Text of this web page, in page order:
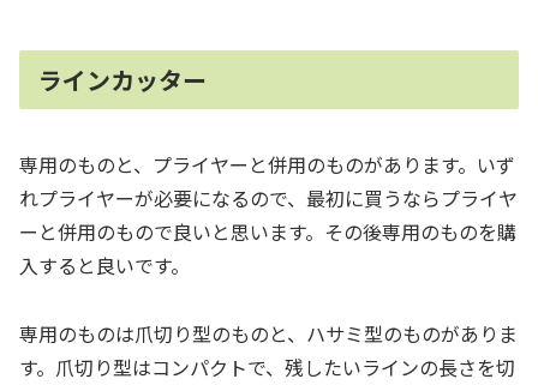
ラインカッター
専用のものと、プライヤーと併用のものがあります。いず
れプライヤーが必要になるので、最初に買うならプライヤ
ーと併用のもので良いと思います。その後専用のものを購
入すると良いです。
専用のものは爪切り型のものと、ハサミ型のものがありま
す。爪切り型はコンパクトで、残したいラインの長さを切